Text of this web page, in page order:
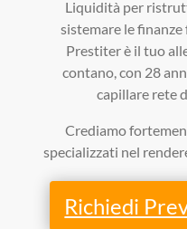
Liquidità per
sistemare le
Prestiter è il tuo
contano, con 28
capillare rete
Crediamo
specializzati nel
Richiedi